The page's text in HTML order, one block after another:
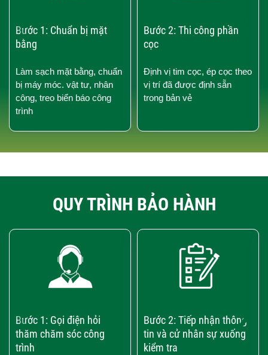
Bước 1: Chuẩn bị mặt
bằng
Làm sạch mặt bằng, chuẩn
bị máy móc. vật tư, nhân
công, treo biển báo công
trình
Bước 2: Thi công phần
cọc
Định vị tim cọc, ép cọc theo
vị trí đã được định sẵn
trong bản vẻ
›
‹
QUY TRÌNH BẢO HÀNH
Bước 1: Gọi điện hỏi
thăm chăm sóc công
trình
Bước 2: Tiếp nhận thông
tin và cử nhân sự xuống
kiểm tra
›
‹